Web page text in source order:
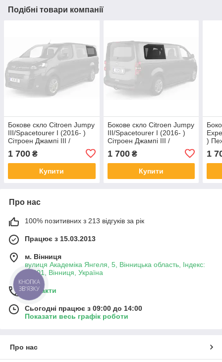
Подібні товари компанії
Бокове скло Citroen Jumpy
III/Spacetourer I (2016- )
Сітроен Джампі III /
Задне салонне Ліве
1 700 ₴
Купити
Бокове скло Citroen Jumpy
III/Spacetourer I (2016- )
Сітроен Джампі III /
Спейстур Середня база
Задне салонне Праве
1 700₴
Купити
)
Ліве
1
Про нас
100% позитивних з 213 відгуків за рік
Працює з 15.03.2013
м. Вінниця
вулиця Академіка Янгеля, 5, Вінницька область, Індекс:
21001, Вінниця, Україна
Контакти
Сьогодні працює з 09:00 до 14:00
Показати весь графік роботи
Про нас
КНОПКА
ЗВ'ЯЗКУ